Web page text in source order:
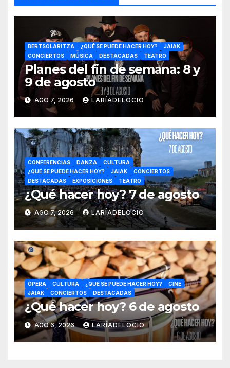
BERTSOLARITZA ¿QUÉ SE PUEDE HACER HOY?
JAIAK
CONCIERTOS
MÚSICA DESTACADAS TEATRO
Planes del fin de semana: 8 y
9 de agosto
AGO 7, 2026 LARÍADELOCIO
CONFERENCIAS DANZA
CULTURA
¿QUÉ SE PUEDE HACER HOY?
JAIAK
CONCIERTOS
DESTACADAS
EXPOSICIONES TEATRO
¿Qué hacer hoy? 7 de agosto
AGO 7, 2026 LARÍADELOCIO
ÓPERA CULTURA ¿QUÉ SE PUEDE HACER HOY?
CINE
JAIAK
CONCIERTOS DESTACADAS
¿Qué hacer hoy? 6 de agosto
AGO 6, 2026 LARÍADELOCIO